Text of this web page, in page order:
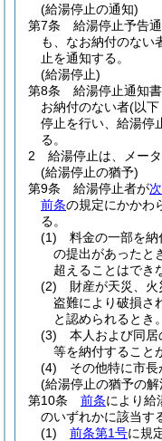
(給湯停止の通知)
第7条
給湯停止予告
も、なお納付のない
止を通知する。
(給湯停止)
第8条
給湯停止通知
お納付のない者(以下
停止を行い、給湯停
る。
2
給湯停止は、メー
(給湯停止の猶予)
第9条
給湯停止者が
前条の規定にかかわ
る。
(1)
料金の一部を
の提出があったと
超えることはでき
(2)
財産が天災、
盗難により破損さ
と認められるとき。
(3)
本人および同
等を納付すること
(4)
その他特に市長
(給湯停止の猶予の解
第10条
前条により給
のいずれかに該当す
(1)
前条第1号に規